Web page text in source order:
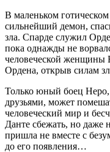
В маленьком
сильнейший демон,
зла. Спарде служил
пока однажды не
человеческой женщины
Ордена, открыв силам
Только юный боец Неро,
друзьями, может
человеческий мир и
Данте сбежать, но даже
пришла не вместе с
до его появления…